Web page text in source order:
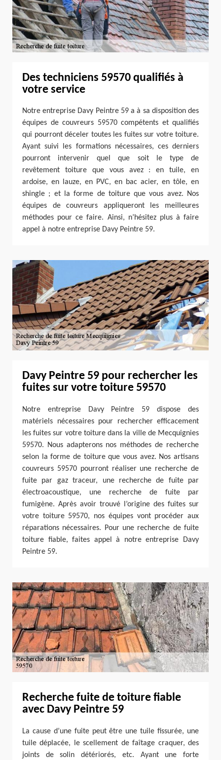
Des techniciens 59570 qualifiés à
votre service
Notre entreprise Davy Peintre 59 a à sa disposition des
équipes de couvreurs 59570 compétents et qualifiés
qui pourront déceler toutes les fuites sur votre toiture.
Ayant suivi les formations nécessaires, ces derniers
pourront intervenir quel que soit le type de
revêtement toiture que vous avez : en tuile, en
ardoise, en lauze, en PVC, en bac acier, en tôle, en
shingle ; et la forme de toiture que vous avez. Nos
équipes de couvreurs appliqueront les meilleures
méthodes pour ce faire. Ainsi, n’hésitez plus à faire
appel à notre entreprise Davy Peintre 59.
Davy Peintre 59 pour rechercher les
fuites sur votre toiture 59570
Notre entreprise Davy Peintre 59 dispose des
matériels nécessaires pour rechercher efficacement
les fuites sur votre toiture dans la ville de Mecquignies
59570. Nous adapterons nos méthodes de recherche
selon la forme de toiture que vous avez. Nos artisans
couvreurs 59570 pourront réaliser une recherche de
fuite par gaz traceur, une recherche de fuite par
électroacoustique, une recherche de fuite par
fumigène. Après avoir trouvé l’origine des fuites sur
votre toiture 59570, nos équipes vont procéder aux
réparations nécessaires. Pour une recherche de fuite
toiture fiable, faites appel à notre entreprise Davy
Peintre 59.
Recherche fuite de toiture fiable
avec Davy Peintre 59
La cause d’une fuite peut être une tuile fissurée, une
tuile déplacée, le scellement de faîtage craquer, des
joints de solin détériorés, etc. Ayant une forte